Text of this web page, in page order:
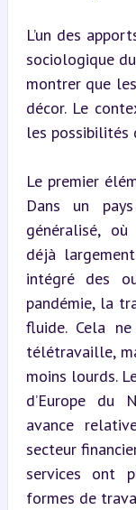
L’un des
sociologique
montrer que
décor. Le
les possibilités
Le premier
Dans un
généralisé,
déjà largement
intégré des
pandémie, la
fluide. Cela
télétravaille,
moins lourds.
d’Europe du
avance
secteur
services ont
formes de